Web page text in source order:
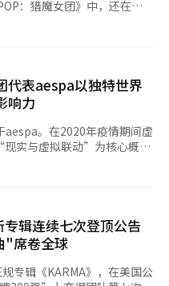
力；预算则在中长期保障产
人及小型影院提供切实支
体现。当政策与市场形成良
将成为受益者。未来，若能
电影有望在票房回升的同
在生活中是必不可少的，能
是韩国食品企业从中受益的
升至上月17日的100。100
声带（OST）在美国公告牌
中反复出现方便面、紫菜包
消费者的关注。其中，剧中
“同心”，外包装上印着
的“辛”。 农心相关
一时火热，而是得益于长期
的协同效应。”农心早在上
女团》联名特别产品，仅用
价，这凸显优质文化内容与
：猎魔女团》中，还在社
这款韩国方便面成功跨越国
，引发全球投资者的高度
知名娱乐公司HYBE，标志
要载体之一。 报道指
的有效推广，深受全球消费
活动，三养食品成功将火鸡
时，韩流明星的积极推荐以
进一步提振了投资者信心。
、产能过剩和美国贸易政策
根据公司财报，今年上半年
人民币51亿元）。其中，第
亿韩元；营业利润同比增长
阳第二工厂6条生产线中的3
投产。届时，该工厂每年可
代表aespa以独特世界
响力
aespa。在2020年疫情期间虚
实与虚拟联动”为核心概念
影《K-POP：猎魔女团》上
正规专辑
实、多重宇宙概念的科幻
aespa于上月31
次单独演唱会《2025 aespa
正如演唱会名称，这场演唱会
辑连续七次登顶公告
"席卷全球
专辑《KARMA》，在美国公